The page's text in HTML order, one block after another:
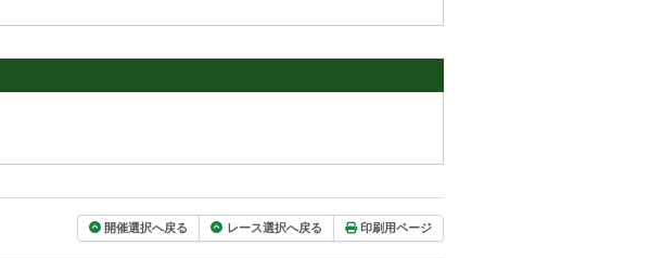
開催選択へ戻る レース選択へ戻る 印刷用ページ